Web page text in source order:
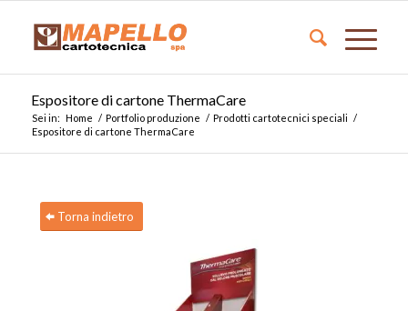
Espositore di cartone ThermaCare
Sei in: Home / Portfolio produzione / Prodotti cartotecnici speciali /
Espositore di cartone ThermaCare
Torna indietro